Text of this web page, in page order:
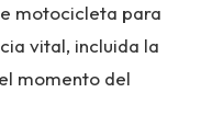
motocicleta para
vital, incluida la
momento del